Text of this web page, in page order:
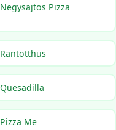
Negysajtos Pizza
Rantotthus
Quesadilla
Pizza Me